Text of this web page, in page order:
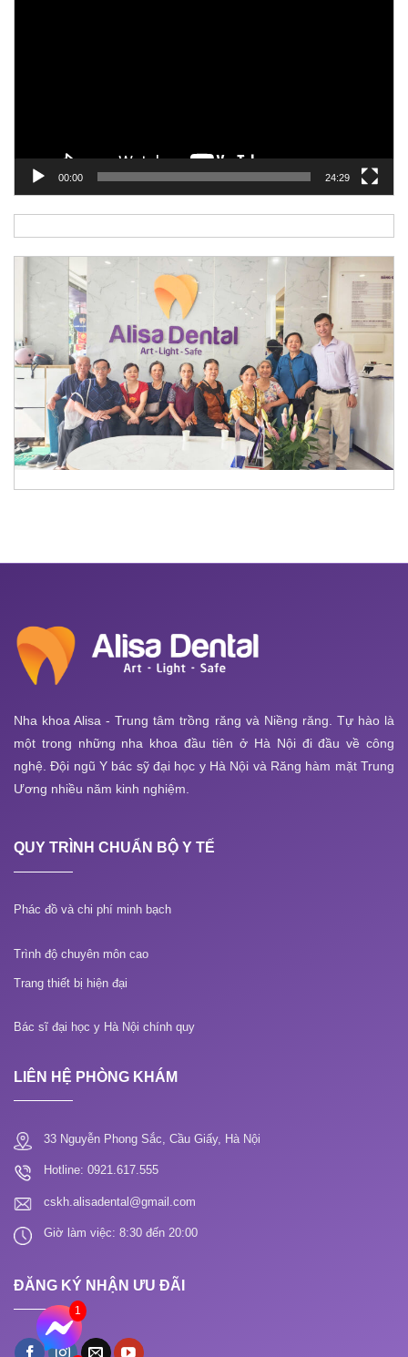
00:00 24:29
Nha khoa Alisa - Trung tâm trồng răng và Niềng răng. Tự hào là
một trong những nha khoa đầu tiên ở Hà Nội đi đầu về công
nghệ. Đội ngũ Y bác sỹ đại học y Hà Nội và Răng hàm mặt Trung
Ương nhiều năm kinh nghiệm.
QUY TRÌNH CHUẨN BỘ Y TẾ
Phác đồ và chi phí minh bạch
Trình độ chuyên môn cao
Trang thiết bị hiện đại
Bác sĩ đại học y Hà Nội chính quy
LIÊN HỆ PHÒNG KHÁM
33 Nguyễn Phong Sắc, Cầu Giấy, Hà Nội
Hotline: 0921.617.555
cskh.alisadental@gmail.com
Giờ làm việc: 8:30 đến 20:00
ĐĂNG KÝ NHẬN ƯU ĐÃI
1